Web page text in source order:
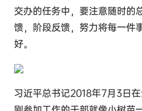
交办的任务中，要注意随时的
馈，阶段反馈，努力将每一件
好。
习近平总书记2018年7月3日在